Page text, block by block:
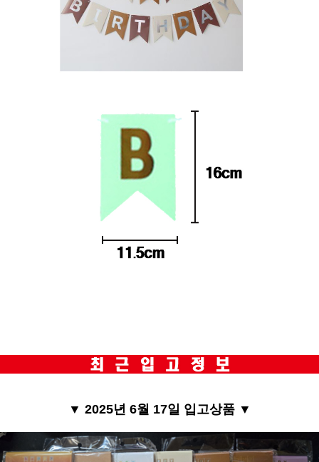
▼ 2025년 6월 17일 입고상품 ▼